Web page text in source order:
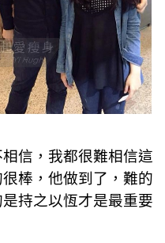
信，我都很難相信這
棒，他做到了，難的
持之以恆才是最重要